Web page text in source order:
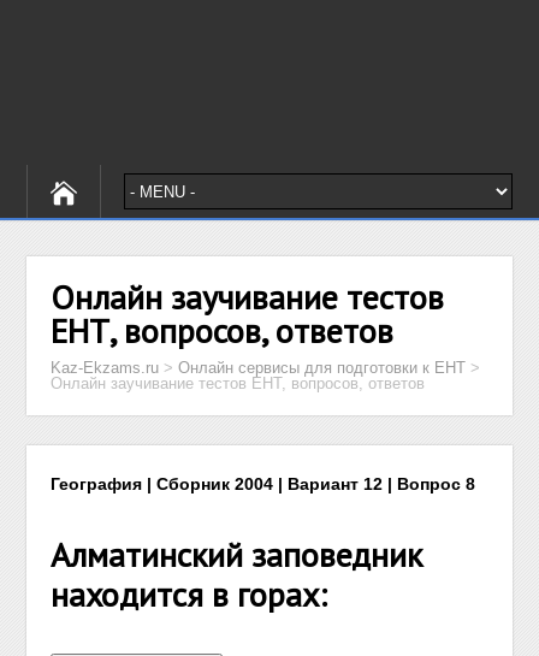
Онлайн заучивание тестов
ЕНТ, вопросов, ответов
Kaz-Ekzams.ru >Онлайн сервисы для подготовки к ЕНТ >
Онлайн заучивание тестов ЕНТ, вопросов, ответов
География | Сборник 2004 | Вариант 12 | Вопрос 8
Алматинский заповедник
находится в горах: